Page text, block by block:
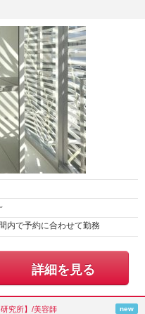
内で予約に合わせて勤務
詳細を見る
究所】/美容師 new